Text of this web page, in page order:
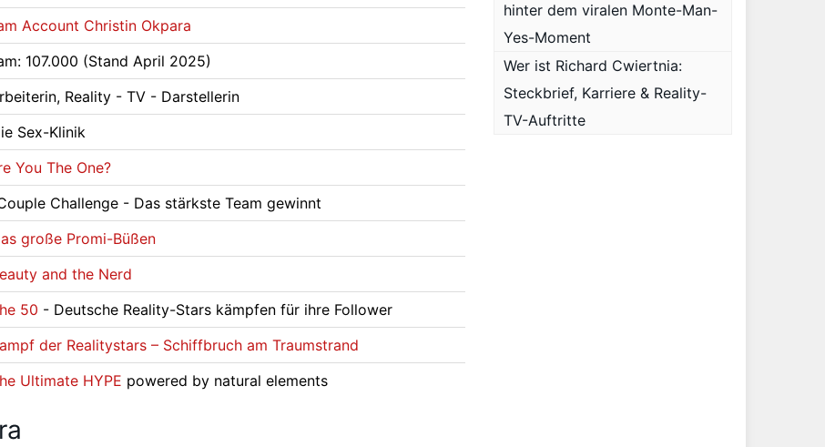
Account Christin Okpara
107.000 (Stand April 2025)
Reality - TV - Darstellerin
Sex-Klinik
You The One?
Challenge - Das stärkste Team gewinnt
große Promi-Büßen
and the Nerd
50 - Deutsche Reality-Stars kämpfen für ihre Follower
der Realitystars – Schiffbruch am Traumstrand
Ultimate HYPE powered by natural elements
hinter dem viralen Monte-Man-
Yes-Moment
Wer ist Richard Cwiertnia:
Steckbrief, Karriere & Reality-
TV-Auftritte